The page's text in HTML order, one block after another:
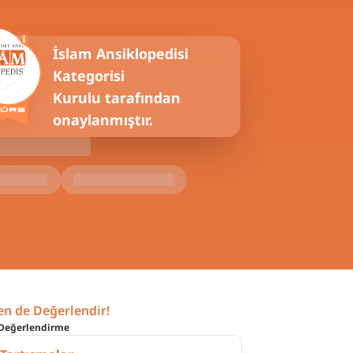
İslam Ansiklopedisi
Kategorisi
Kurulu tarafından
onaylanmıştır.
de Değerlendir!